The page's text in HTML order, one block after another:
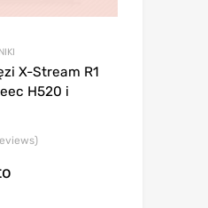
X-Stream R1
H520 i